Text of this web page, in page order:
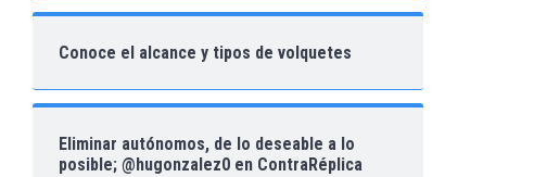
Conoce el alcance y tipos de volquetes
Eliminar autónomos, de lo deseable a lo
posible; @hugonzalez0 en ContraRéplica